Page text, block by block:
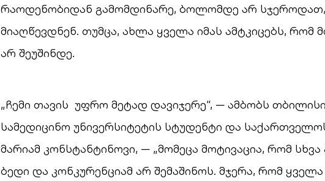
რაოდენობიდან გამომდინარე, ბოლომდე არ სჯეროდათ,
მიაღწევდნენ. თუმცა, ახლა ყველა იმას ამტკიცებს, რომ
არ შეუშინდე.
„ჩემი თავის უფრო მეტად დავიჯერე“, — ამბობს
სამედიცინო უნივერსიტეტის სტუდენტი და
მარიამ კონსტანტინოვი, — „მომეცა მოტივაცია, რომ
ბედი და კონკურენციამ არ შემაშინოს. მჯერა, რომ